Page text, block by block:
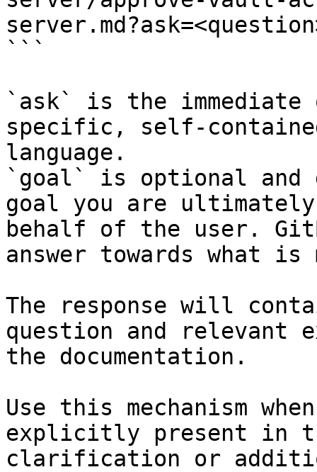
```
`ask` is the
specific, self-
language.
`goal` is optional and
goal you are
behalf of the user.
answer towards what
The response will
question and relevant
the documentation.
Use this mechanism
explicitly present in
clarification or